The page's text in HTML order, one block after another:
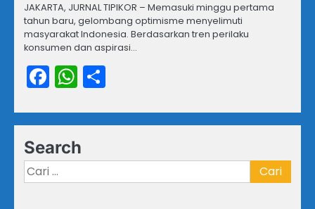
JAKARTA, JURNAL TIPIKOR – Memasuki minggu pertama
tahun baru, gelombang optimisme menyelimuti
masyarakat Indonesia. Berdasarkan tren perilaku
konsumen dan aspirasi…
Facebook
WhatsApp
Search
Cari
untuk: